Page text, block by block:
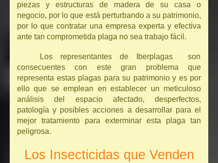
piezas y estructuras de madera de su casa o
negocio, por lo que está perturbando a su patrimonio,
por lo que contratar una empresa experta y efectiva
ante tan comprometida plaga no sea trabajo fácil.
Los representantes de Iberplagas son
consecuentes con este gran problema que
representa estas plagas para su patrimonio y es por
ello que se emplean en establecer un meticuloso
análisis del espacio afectado, desperfectos,
patología y posibles acciones a desarrollar para el
mejor tratamiento para exterminar esta plaga tan
peligrosa.
Los Insecticidas que Venden